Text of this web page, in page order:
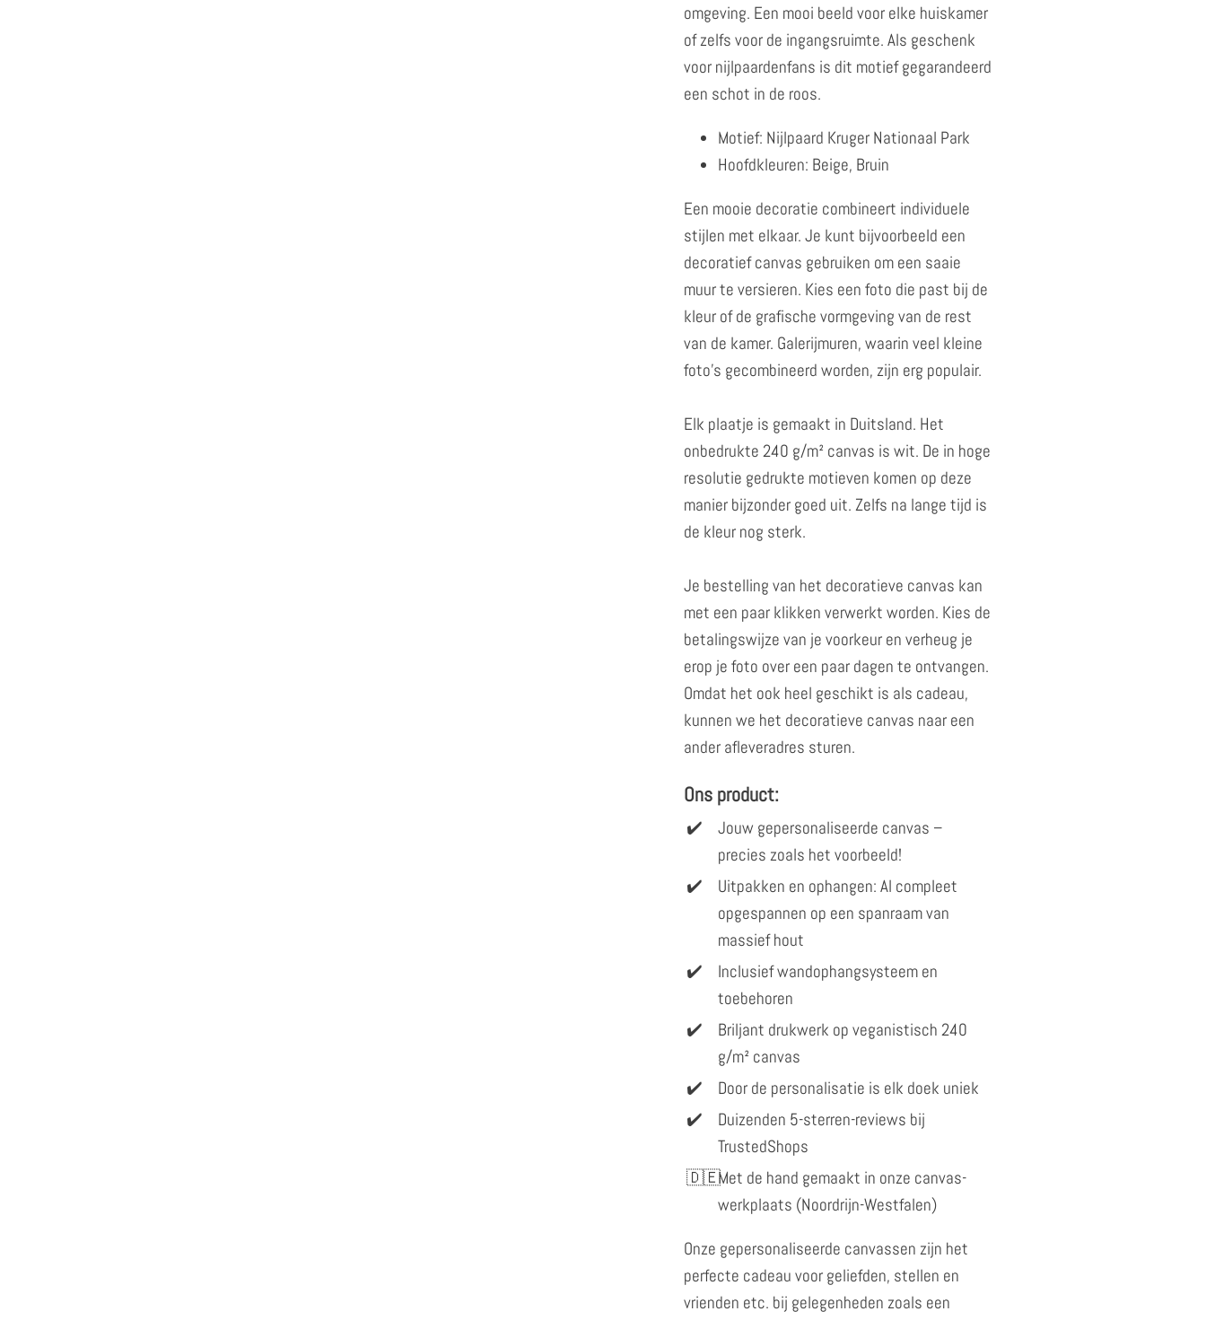
omgeving. Een mooi beeld voor elke huiskamer
of zelfs voor de ingangsruimte. Als geschenk
voor nijlpaardenfans is dit motief gegarandeerd
een schot in de roos.
Motief: Nijlpaard Kruger Nationaal Park
Hoofdkleuren: Beige, Bruin
Een mooie decoratie combineert individuele
stijlen met elkaar. Je kunt bijvoorbeeld een
decoratief canvas gebruiken om een saaie
muur te versieren. Kies een foto die past bij de
kleur of de grafische vormgeving van de rest
van de kamer. Galerijmuren, waarin veel kleine
foto's gecombineerd worden, zijn erg populair.
Elk plaatje is gemaakt in Duitsland. Het
onbedrukte 240 g/m² canvas is wit. De in hoge
resolutie gedrukte motieven komen op deze
manier bijzonder goed uit. Zelfs na lange tijd is
de kleur nog sterk.
Je bestelling van het decoratieve canvas kan
met een paar klikken verwerkt worden. Kies de
betalingswijze van je voorkeur en verheug je
erop je foto over een paar dagen te ontvangen.
Omdat het ook heel geschikt is als cadeau,
kunnen we het decoratieve canvas naar een
ander afleveradres sturen.
Ons product:
Jouw gepersonaliseerde canvas –
precies zoals het voorbeeld!
Uitpakken en ophangen: Al compleet
opgespannen op een spanraam van
massief hout
Inclusief wandophangsysteem en
toebehoren
Briljant drukwerk op veganistisch 240
g/m² canvas
Door de personalisatie is elk doek uniek
Duizenden 5-sterren-reviews bij
TrustedShops
Met de hand gemaakt in onze canvas-
werkplaats (Noordrijn-Westfalen)
Onze gepersonaliseerde canvassen zijn het
perfecte cadeau voor geliefden, stellen en
vrienden etc. bij gelegenheden zoals een